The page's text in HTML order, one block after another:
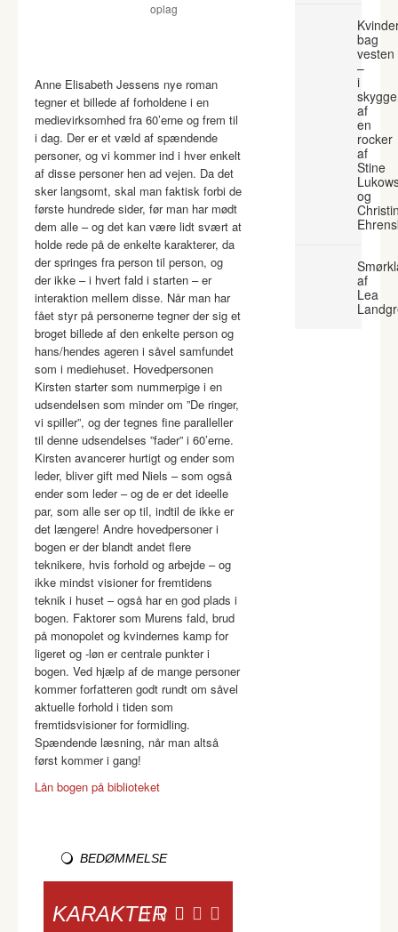
oplag
Anne Elisabeth Jessens nye roman
tegner et billede af forholdene i en
medievirksomhed fra 60’erne og frem til
i dag. Der er et væld af spændende
personer, og vi kommer ind i hver enkelt
af disse personer hen ad vejen. Da det
sker langsomt, skal man faktisk forbi de
første hundrede sider, før man har mødt
dem alle – og det kan være lidt svært at
holde rede på de enkelte karakterer, da
der springes fra person til person, og
der ikke – i hvert fald i starten – er
interaktion mellem disse. Når man har
fået styr på personerne tegner der sig et
broget billede af den enkelte person og
hans/hendes ageren i såvel samfundet
som i mediehuset. Hovedpersonen
Kirsten starter som nummerpige i en
udsendelsen som minder om ”De ringer,
vi spiller”, og der tegnes fine paralleller
til denne udsendelses ”fader” i 60’erne.
Kirsten avancerer hurtigt og ender som
leder, bliver gift med Niels – som også
ender som leder – og de er det ideelle
par, som alle ser op til, indtil de ikke er
det længere! Andre hovedpersoner i
bogen er der blandt andet flere
teknikere, hvis forhold og arbejde – og
ikke mindst visioner for fremtidens
teknik i huset – også har en god plads i
bogen. Faktorer som Murens fald, brud
på monopolet og kvindernes kamp for
ligeret og -løn er centrale punkter i
bogen. Ved hjælp af de mange personer
kommer forfatteren godt rundt om såvel
aktuelle forhold i tiden som
fremtidsvisioner for formidling.
Spændende læsning, når man altså
først kommer i gang!
Lån bogen på biblioteket
BEDØMMELSE
KARAKTER
bag
vesten
–
i
af
en
rocker
af
Stine
og
af
Lea